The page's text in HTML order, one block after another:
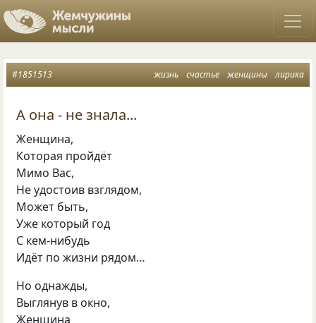
жизнь счастье женщины лирика
#1851513
А она - не знала...
Женщина,
Которая пройдёт
Мимо Вас,
Не удостоив взглядом,
Может быть,
Уже который год
С кем-нибудь
Идёт по жизни рядом…
Но однажды,
Выглянув в окно,
Женщина